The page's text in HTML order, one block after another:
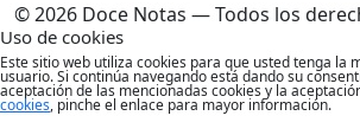
© 2026 Doce Notas — Todos los
Uso de cookies
Este sitio web utiliza cookies para que usted tenga la
usuario. Si continúa navegando está dando su
aceptación de las mencionadas cookies y la
cookies, pinche el enlace para mayor información.